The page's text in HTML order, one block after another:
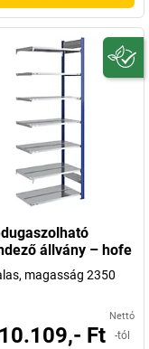
állvány – hofe
magasság 2350
Nettó
Ft -tól